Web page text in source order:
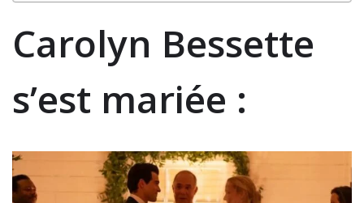
Carolyn Bessette
s’est mariée :